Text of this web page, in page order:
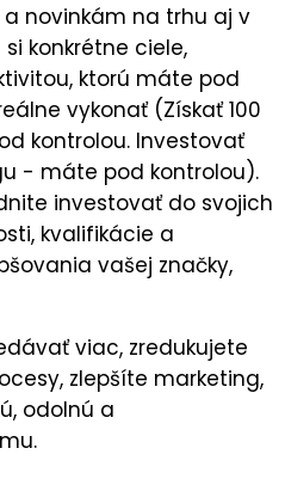
novinkám na trhu aj v
konkrétne ciele,
ktorú máte pod
vykonať (Získať 100
kontrolou. Investovať
- máte pod kontrolou).
investovať do svojich
kvalifikácie a
vašej značky,
viac, zredukujete
zlepšíte marketing,
odolnú a